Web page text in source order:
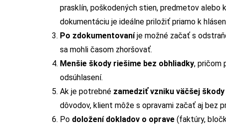
prasklín, poškodených stien, predmetov
dokumentáciu je ideálne priložiť priamo k
Po zdokumentovaníje možné začať s
sa mohli časom zhoršovať.
Menšie škody riešime bez obhliadky, pričom
odsúhlasení.
Ak je potrebné zamedziť vzniku väčšej škody
dôvodov, klient môže s opravami začať aj bez
Po doložení dokladov o oprave (faktúry,